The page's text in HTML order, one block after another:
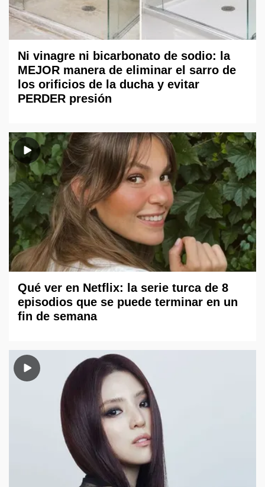
Ni vinagre ni bicarbonato de sodio: la
MEJOR manera de eliminar el sarro de
los orificios de la ducha y evitar
PERDER presión
Qué ver en Netflix: la serie turca de 8
episodios que se puede terminar en un
fin de semana